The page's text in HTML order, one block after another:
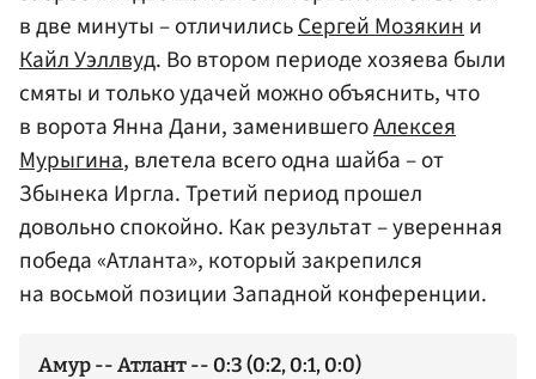
в две минуты – отличилисьСергей Мозякини
Кайл Уэллвуд. Во втором периоде хозяева были
смяты и только удачей можно объяснить, что
в ворота Янна Дани, заменившегоАлексея
Мурыгина, влетела всего одна шайба – от
Збынека Иргла. Третий период прошел
довольно спокойно. Как результат – уверенная
победа «Атланта», который закрепился
на восьмой позиции Западной конференции.
Амур -- Атлант -- 0:3 (0:2, 0:1, 0:0)